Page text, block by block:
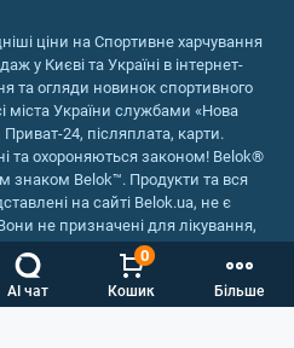
AI чат Кошик
0
Більше
ціни на Спортивне харчування
у Києві та Україні в інтернет-
та огляди новинок спортивного
міста України службами «Нова
24, післяплата, карти.
та охороняються законом! Belok®
знаком Belok™. Продукти та вся
на сайті Belok.ua, не є
не призначені для лікування,
запобігання хворобам.
Інтернет магазин спортивного